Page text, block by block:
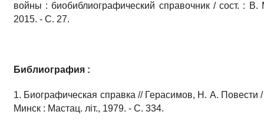
войны : биобиблиографический справочник / сост. :
2015. - С. 27.
Библиография :
1. Биографическая справка // Герасимов, Н. А.
Минск : Мастац. лiт., 1979. - С. 334.